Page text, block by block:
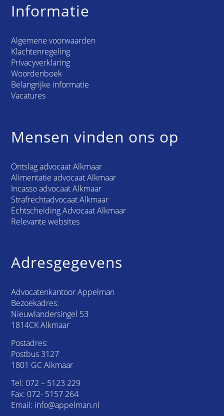
Informatie
Algemene voorwaarden
Klachtenregeling
Privacyverklaring
Woordenboek
Belangrijke informatie
Vacatures
Mensen vinden ons op
Ontslag advocaat Alkmaar
Alimentatie advocaat Alkmaar
Incasso advocaat Alkmaar
Strafrechtadvocaat Alkmaar
Echtscheiding Advocaat Alkmaar
Relevante websites
Adresgegevens
Advocatenkantoor Appelman
Bezoekadres:
Nieuwlandersingel 53
1814CK Alkmaar
Postadres:
Postbus 3127
1801 GC Alkmaar
Tel: 072 – 5123 229
Fax: 072- 5157 264
Email: info@appelman.nl